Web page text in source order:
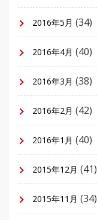
2016年5月 (34)
2016年4月 (40)
2016年3月 (38)
2016年2月 (42)
2016年1月 (40)
2015年12月 (41)
2015年11月 (34)